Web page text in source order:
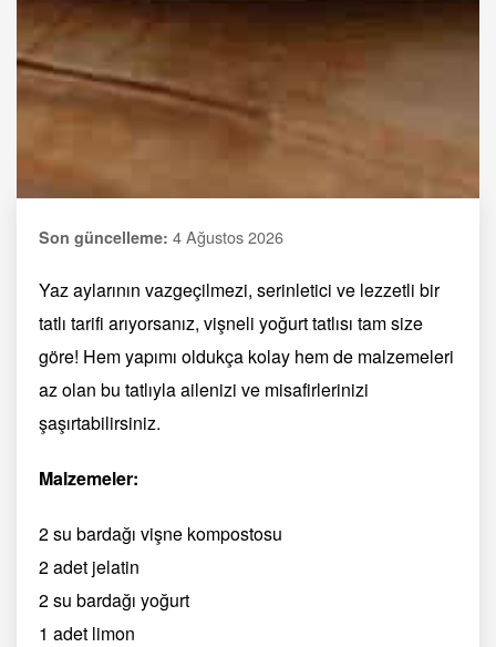
Son güncelleme: 4 Ağustos 2026
Yaz aylarının vazgeçilmezi, serinletici ve lezzetli bir
tatlı tarifi arıyorsanız, vişneli yoğurt tatlısı tam size
göre! Hem yapımı oldukça kolay hem de malzemeleri
az olan bu tatlıyla ailenizi ve misafirlerinizi
şaşırtabilirsiniz.
Malzemeler:
2 su bardağı vişne kompostosu
2 adet jelatin
2 su bardağı yoğurt
1 adet limon